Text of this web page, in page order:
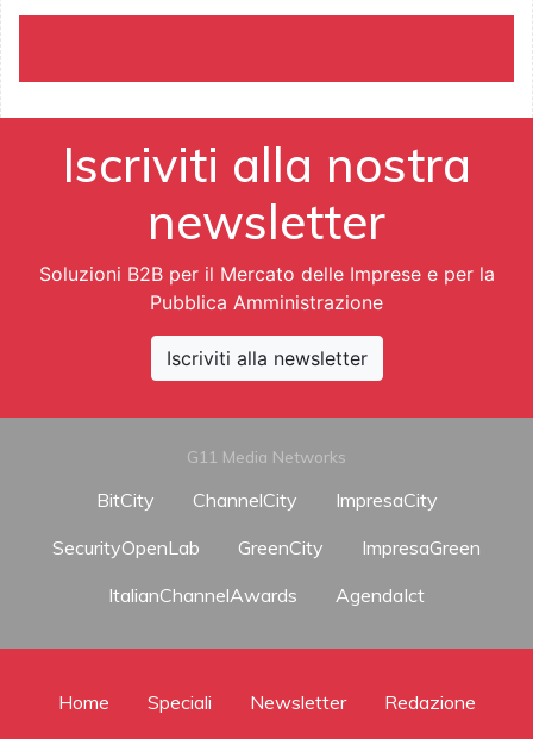
Iscriviti alla nostra
newsletter
Soluzioni B2B per il Mercato delle Imprese e per la
Pubblica Amministrazione
Iscriviti alla newsletter
G11 Media Networks
BitCity ChannelCity
ImpresaCity
SecurityOpenLab
GreenCity
ImpresaGreen
ItalianChannelAwards
AgendaIct
Home Speciali Newsletter Redazione